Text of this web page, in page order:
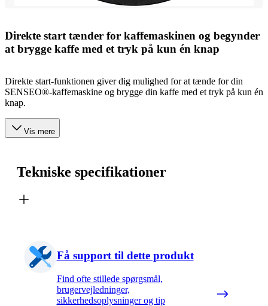
Direkte start tænder for kaffemaskinen og begynder
at brygge kaffe med et tryk på kun én knap
Direkte start-funktionen giver dig mulighed for at tænde for din
SENSEO®-kaffemaskine og brygge din kaffe med et tryk på kun én
knap.
Vis mere
Tekniske specifikationer
Få support til dette produkt
Find ofte stillede spørgsmål,
brugervejledninger,
sikkerhedsoplysninger og tip